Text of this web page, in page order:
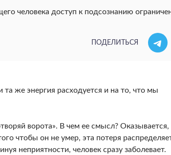
ПОДЕЛИТЬСЯ
же энергия расходуется и на то, что мы
ворота». В чем ее смысл? Оказывается,
чтобы он не умер, эта потеря
неприятности, человек сразу заболевает.